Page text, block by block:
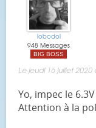
lobodol
948 Messages
BIG BOSS
Le jeudi 16 juillet 2020
Yo, impec le
Attention à la